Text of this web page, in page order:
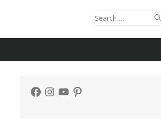
Search
Facebook
Instagram
YouTubePinterest